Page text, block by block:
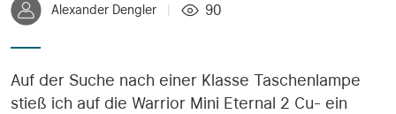
Alexander Dengler 90
Auf der Suche nach einer Klasse Taschenlampe
stieß ich auf die Warrior Mini Eternal 2 Cu- ein